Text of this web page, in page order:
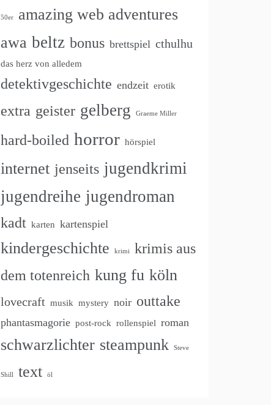
50er
amazing web adventures
awa beltz bonus brettspiel cthulhu
das herz von alledem
detektivgeschichte endzeit erotik
extra geister gelberg Graeme Miller
hard-boiled horror hörspiel
internet jenseits jugendkrimi
jugendreihe jugendroman
kadt karten kartenspiel
kindergeschichte krimi
krimis aus
dem totenreich kung fu köln
lovecraft musik mystery noir outtake
phantasmagorie post-rock rollenspiel roman
schwarzlichter steampunk Steve
Shill text öl